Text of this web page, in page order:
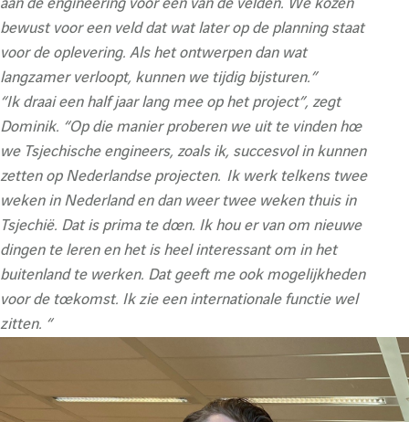
w
d
r
e
c
h
e
r
aan de engineering voor één van de velden. We kozen
bewust voor een veld dat wat later op de planning staat
voor de oplevering. Als het ontwerpen dan wat
langzamer verloopt, kunnen we tijdig bijsturen.”
“Ik draai een half jaar lang mee op het project”, zegt
Dominik. “Op die manier proberen we uit te vinden hoe
we Tsjechische engineers, zoals ik, succesvol in kunnen
zetten op Nederlandse projecten. Ik werk telkens twee
weken in Nederland en dan weer twee weken thuis in
Tsjechië. Dat is prima te doen. Ik hou er van om nieuwe
dingen te leren en het is heel interessant om in het
buitenland te werken. Dat geeft me ook mogelijkheden
voor de toekomst. Ik zie een internationale functie wel
zitten. “